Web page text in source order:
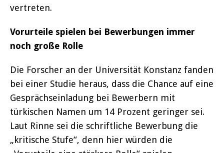
vertreten.
Vorurteile spielen bei Bewerbungen immer
noch große Rolle
Die Forscher an der Universität Konstanz fanden
bei einer Studie heraus, dass die Chance auf eine
Gesprächseinladung bei Bewerbern mit
türkischen Namen um 14 Prozent geringer sei.
Laut Rinne sei die schriftliche Bewerbung die
„kritische Stufe“, denn hier würden die